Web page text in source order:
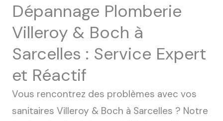
Dépannage Plomberie
Villeroy & Boch à
Sarcelles : Service Expert
et Réactif
Vous rencontrez des problèmes avec vos
sanitaires Villeroy & Boch à Sarcelles ? Notre